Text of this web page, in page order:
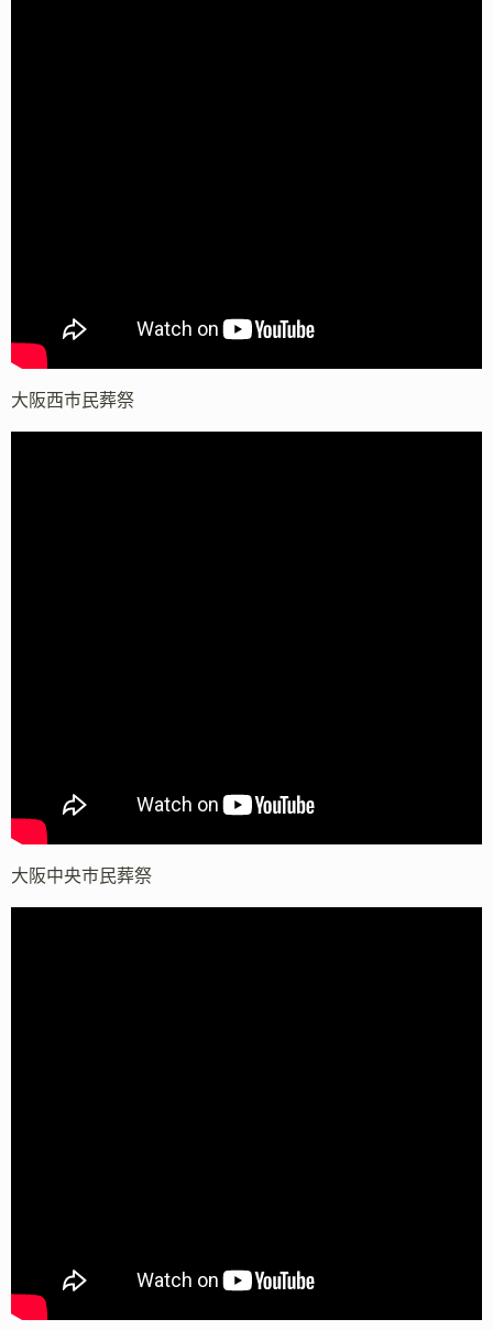
大阪西市民葬祭
大阪中央市民葬祭